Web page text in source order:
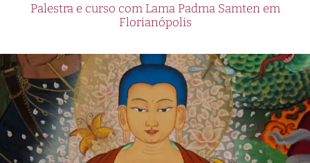
Palestra e curso com Lama Padma Samten em
Florianópolis